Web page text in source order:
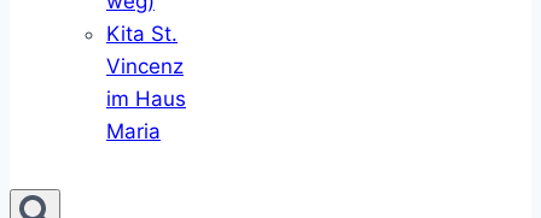
Kita St.
Vincenz
im Haus
Maria